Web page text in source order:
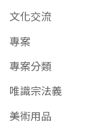
文化交流
專案
專案分類
唯識宗法義
美術用品